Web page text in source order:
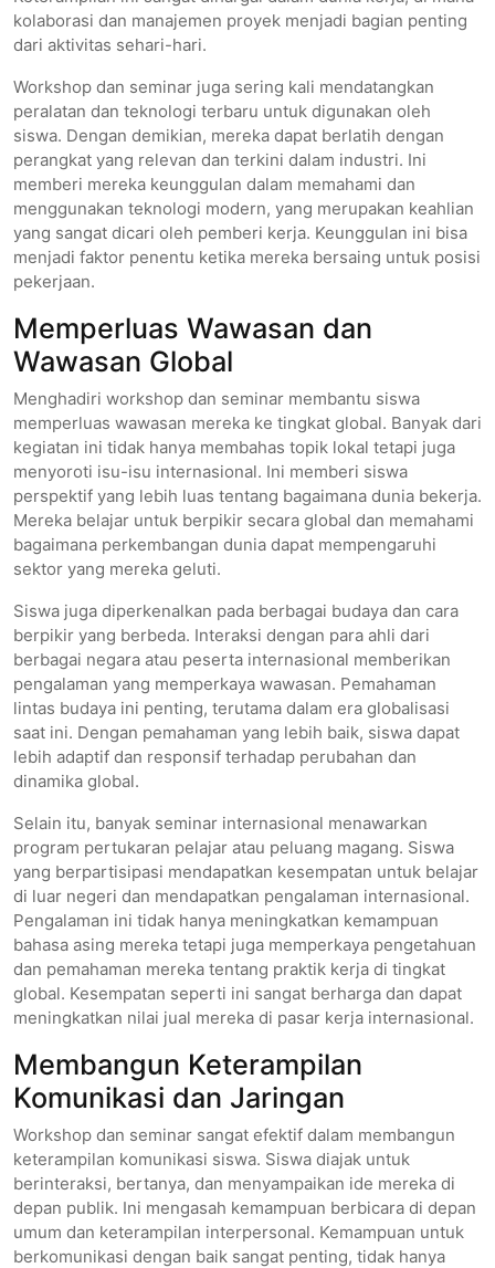
kolaborasi dan manajemen proyek menjadi bagian penting
dari aktivitas sehari-hari.
Workshop dan seminar juga sering kali mendatangkan
peralatan dan teknologi terbaru untuk digunakan oleh
siswa. Dengan demikian, mereka dapat berlatih dengan
perangkat yang relevan dan terkini dalam industri. Ini
memberi mereka keunggulan dalam memahami dan
menggunakan teknologi modern, yang merupakan keahlian
yang sangat dicari oleh pemberi kerja. Keunggulan ini bisa
menjadi faktor penentu ketika mereka bersaing untuk posisi
pekerjaan.
Memperluas Wawasan dan
Wawasan Global
Menghadiri workshop dan seminar membantu siswa
memperluas wawasan mereka ke tingkat global. Banyak dari
kegiatan ini tidak hanya membahas topik lokal tetapi juga
menyoroti isu-isu internasional. Ini memberi siswa
perspektif yang lebih luas tentang bagaimana dunia bekerja.
Mereka belajar untuk berpikir secara global dan memahami
bagaimana perkembangan dunia dapat mempengaruhi
sektor yang mereka geluti.
Siswa juga diperkenalkan pada berbagai budaya dan cara
berpikir yang berbeda. Interaksi dengan para ahli dari
berbagai negara atau peserta internasional memberikan
pengalaman yang memperkaya wawasan. Pemahaman
lintas budaya ini penting, terutama dalam era globalisasi
saat ini. Dengan pemahaman yang lebih baik, siswa dapat
lebih adaptif dan responsif terhadap perubahan dan
dinamika global.
Selain itu, banyak seminar internasional menawarkan
program pertukaran pelajar atau peluang magang. Siswa
yang berpartisipasi mendapatkan kesempatan untuk belajar
di luar negeri dan mendapatkan pengalaman internasional.
Pengalaman ini tidak hanya meningkatkan kemampuan
bahasa asing mereka tetapi juga memperkaya pengetahuan
dan pemahaman mereka tentang praktik kerja di tingkat
global. Kesempatan seperti ini sangat berharga dan dapat
meningkatkan nilai jual mereka di pasar kerja internasional.
Membangun Keterampilan
Komunikasi dan Jaringan
Workshop dan seminar sangat efektif dalam membangun
keterampilan komunikasi siswa. Siswa diajak untuk
berinteraksi, bertanya, dan menyampaikan ide mereka di
depan publik. Ini mengasah kemampuan berbicara di depan
umum dan keterampilan interpersonal. Kemampuan untuk
berkomunikasi dengan baik sangat penting, tidak hanya